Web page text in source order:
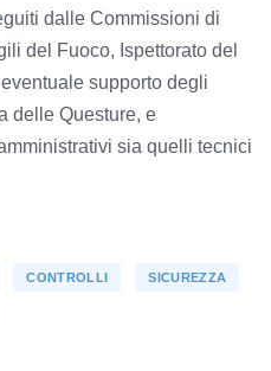
dalle Commissioni di
del Fuoco, Ispettorato del
supporto degli
delle Questure, e
sia quelli tecnici
CONTROLLI SICUREZZA